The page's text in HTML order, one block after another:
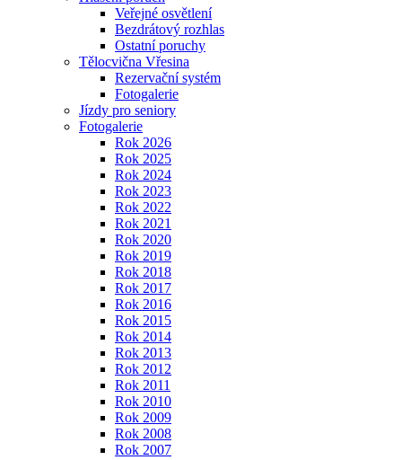
Veřejné osvětlení
Bezdrátový rozhlas
Ostatní poruchy
Tělocvična Vřesina
Rezervační systém
Fotogalerie
Jízdy pro seniory
Fotogalerie
Rok 2026
Rok 2025
Rok 2024
Rok 2023
Rok 2022
Rok 2021
Rok 2020
Rok 2019
Rok 2018
Rok 2017
Rok 2016
Rok 2015
Rok 2014
Rok 2013
Rok 2012
Rok 2011
Rok 2010
Rok 2009
Rok 2008
Rok 2007